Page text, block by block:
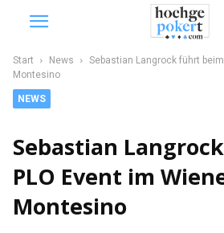
Start News
Sebastian Langrock führt
Montesino
NEWS
Sebastian
PLO Event im
Montesino